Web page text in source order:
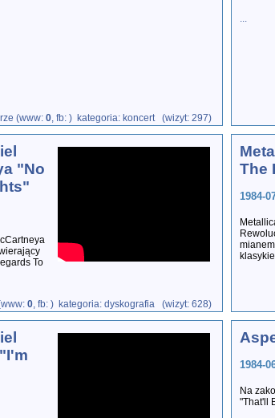
(www: 0, fb: ) kategoria: koncert (wizyt: 297)
...
"No
To
0, fb: ) kategoria: dyskografia (wizyt: 628)
The
1984-
1984-
Na
"That'll